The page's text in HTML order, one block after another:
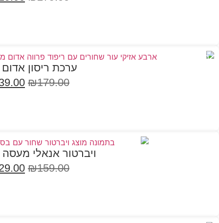
במבצע
ערכת ריסון
₪179.00
ויברטור אנאלי
₪159.00